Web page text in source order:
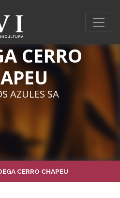
CERRO
AZULES SA
CERRO CHAPEU